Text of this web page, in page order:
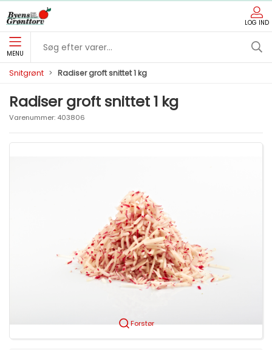
LOG IND
MENU
Snitgrønt Radiser groft snittet 1 kg
Radiser groft snittet 1 kg
Varenummer: 403806
Forstør